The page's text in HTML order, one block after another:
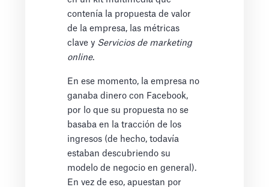
contenía la propuesta de valor
de la empresa, las métricas
clave y Servicios de marketing
online.
En ese momento, la empresa no
ganaba dinero con Facebook,
por lo que su propuesta no se
basaba en la tracción de los
ingresos (de hecho, todavía
estaban descubriendo su
modelo de negocio en general).
En vez de eso, apuestan por